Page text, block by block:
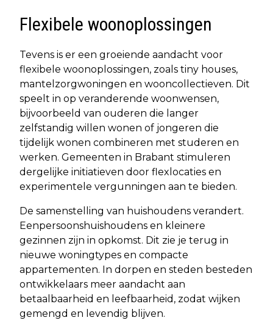
Flexibele woonoplossingen
Tevens is er een groeiende aandacht voor
flexibele woonoplossingen, zoals tiny houses,
mantelzorgwoningen en wooncollectieven. Dit
speelt in op veranderende woonwensen,
bijvoorbeeld van ouderen die langer
zelfstandig willen wonen of jongeren die
tijdelijk wonen combineren met studeren en
werken. Gemeenten in Brabant stimuleren
dergelijke initiatieven door flexlocaties en
experimentele vergunningen aan te bieden.
De samenstelling van huishoudens verandert.
Eenpersoonshuishoudens en kleinere
gezinnen zijn in opkomst. Dit zie je terug in
nieuwe woningtypes en compacte
appartementen. In dorpen en steden besteden
ontwikkelaars meer aandacht aan
betaalbaarheid en leefbaarheid, zodat wijken
gemengd en levendig blijven.